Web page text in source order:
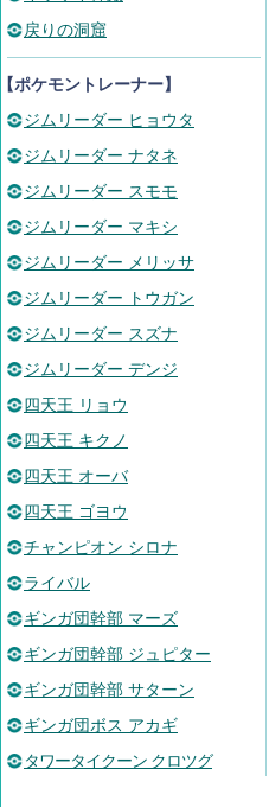
戻りの洞窟
ポケモントレーナー】
ジムリーダー ヒョウタ
ジムリーダー ナタネ
ジムリーダー スモモ
ジムリーダー マキシ
ジムリーダー メリッサ
ジムリーダー トウガン
ジムリーダー スズナ
ジムリーダー デンジ
四天王 リョウ
四天王 キクノ
四天王 オーバ
四天王 ゴヨウ
チャンピオン シロナ
ライバル
ギンガ団幹部 マーズ
ギンガ団幹部 ジュピター
ギンガ団幹部 サターン
ギンガ団ボス アカギ
タワータイクーン クロツグ